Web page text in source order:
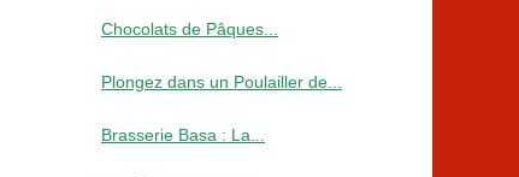
Chocolats de Pâques...
Plongez dans un Poulailler de...
Brasserie Basa : La...